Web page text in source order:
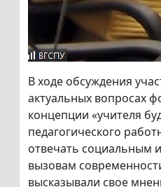
В ходе обсуждения
актуальных вопросах
концепции «учителя
педагогического
отвечать социальным
вызовам
высказывали свое